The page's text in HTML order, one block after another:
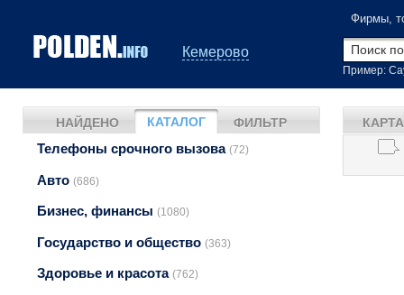
Кемерово
Фирмы,
Пример:
НАЙДЕНО КАТАЛОГ ФИЛЬТР
Телефоны срочного вызова (72)
Авто (686)
Бизнес, финансы (1080)
Государство и общество (363)
Здоровье и красота (762)
КАРТА